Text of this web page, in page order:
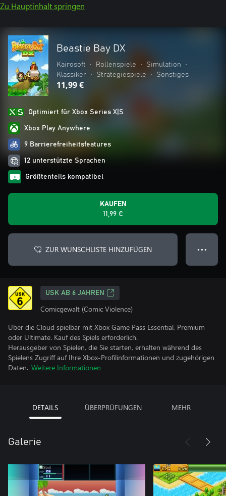
Zu Hauptinhalt springen
Beastie Bay DX
Kairosoft • Rollenspiele • Simulation
•
Klassiker
• Strategiespiele • Sonstiges
11,99 €
Optimiert für Xbox Series X|S
Xbox Play Anywhere
9 Barrierefreiheitsfeatures
12 unterstützte Sprachen
Größtenteils kompatibel
KAUFEN
11,99 €
ZUR WUNSCHLISTE HINZUFÜGEN ● ● ●
USK AB 6 JAHREN
Comicgewalt (Comic Violence)
Über die Cloud spielbar mit Xbox Game Pass Essential, Premium
oder Ultimate. Kauf des Spiels erforderlich.
Herausgeber von Spielen, die Sie starten, erhalten während des
Spielens Zugriff auf Ihre Xbox-Profilinformationen und zugehörigen
Daten. Weitere Informationen
DETAILS ÜBERPRÜFUNGEN MEHR
Galerie